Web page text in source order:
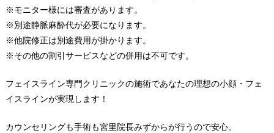
※モニター様には審査があります。
※別途静脈麻酔代が必要になります。
※他院修正は別途費用が掛かります。
※その他の割引サービスなどの併用は不可です。
フェイスライン専門クリニックの施術であなたの理想の小顔・フェ
イスラインが実現します！
カウンセリングも手術も宮里院長みずからが行うので安心。